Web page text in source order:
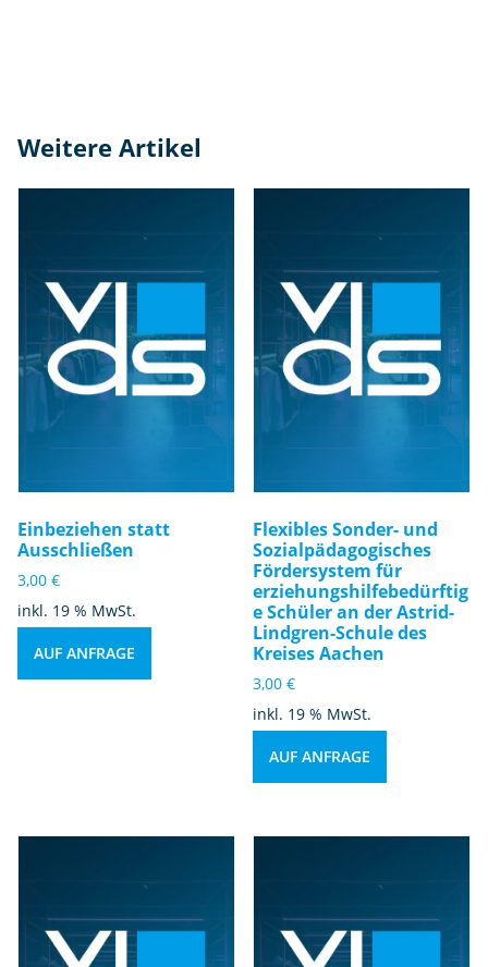
Weitere Artikel
Einbeziehen statt
Ausschließen
3,00 €
inkl. 19 % MwSt.
AUF ANFRAGE
Flexibles Sonder- und
Sozialpädagogisches
Fördersystem für
erziehungshilfebedürftig
e Schüler an der Astrid-
Lindgren-Schule des
Kreises Aachen
3,00€
inkl. 19 % MwSt.
AUF ANFRAGE